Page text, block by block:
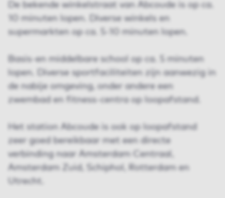
De bekende winkelstraat van Abcoude is op ca.
10 minuten lopen. Diverse winkels en
supermarkten op ca. 5-10 minuten lopen.
Basis-en middelbare school op ca. 5 minuten
lopen. Diverse sportfaciliteiten zijn aanwezig in
de nabije omgeving, onder andere een
zwembad en fitness-centra op loopafstand.
Het station Abcoude is ook op loopafstand
zeer goed bereikbaar met een directe
verbinding naar Amsterdam Centraal,
Amsterdam Zuid, Schiphol, Rotterdam en
Utrecht.